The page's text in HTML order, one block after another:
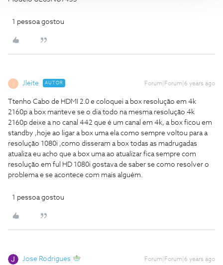
1 pessoa gostou
Jleite AUTOR Forum|Forum|6 years ago
Ttenho Cabo de HDMI 2.0 e coloquei a box resolução em 4k
2160p a box manteve se o dia todo na mesma resolução 4k
2160p deixe a no canal 442 que é um canal em 4k, a box ficou em
standby ,hoje ao ligar a box uma ela como sempre voltou para a
resolução 1080i ,como disseram a box todas as madrugadas
atualiza eu acho que a box uma ao atualizar fica sempre com
resolução em ful HD 1080i gostava de saber se como resolver o
problema e se acontece com mais alguém.
1 pessoa gostou
Jose Rodrigues Forum|Forum|6 years ago